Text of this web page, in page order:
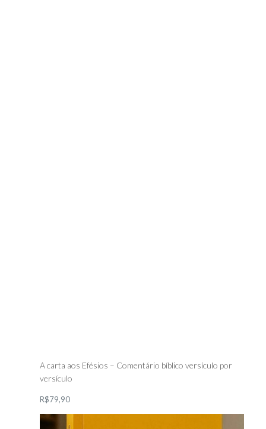
A carta aos Efésios – Comentário bíblico versículo por
versículo
R$79,90